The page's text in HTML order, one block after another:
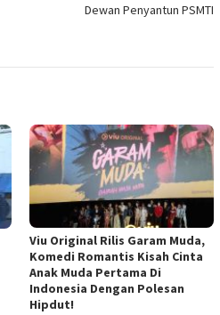
Dewan Penyantun PSMTI
Viu Original Rilis Garam Muda,
Komedi Romantis Kisah Cinta
Anak Muda Pertama Di
Indonesia Dengan Polesan
Hipdut!